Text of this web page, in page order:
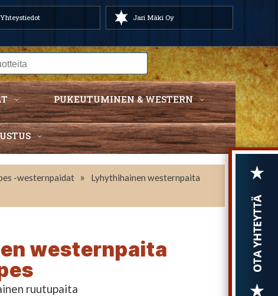
Yhteystiedot Jari Mäki Oy
PUKEUTUMINEN & WESTERN
-westernpaidat »
Lyhythihainen westernpaita
westernpaita
ruutupaita